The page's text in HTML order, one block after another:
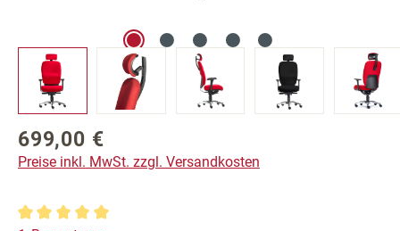
Regulärer Preis:
699,00 €
Preise inkl. MwSt. zzgl. Versandkosten